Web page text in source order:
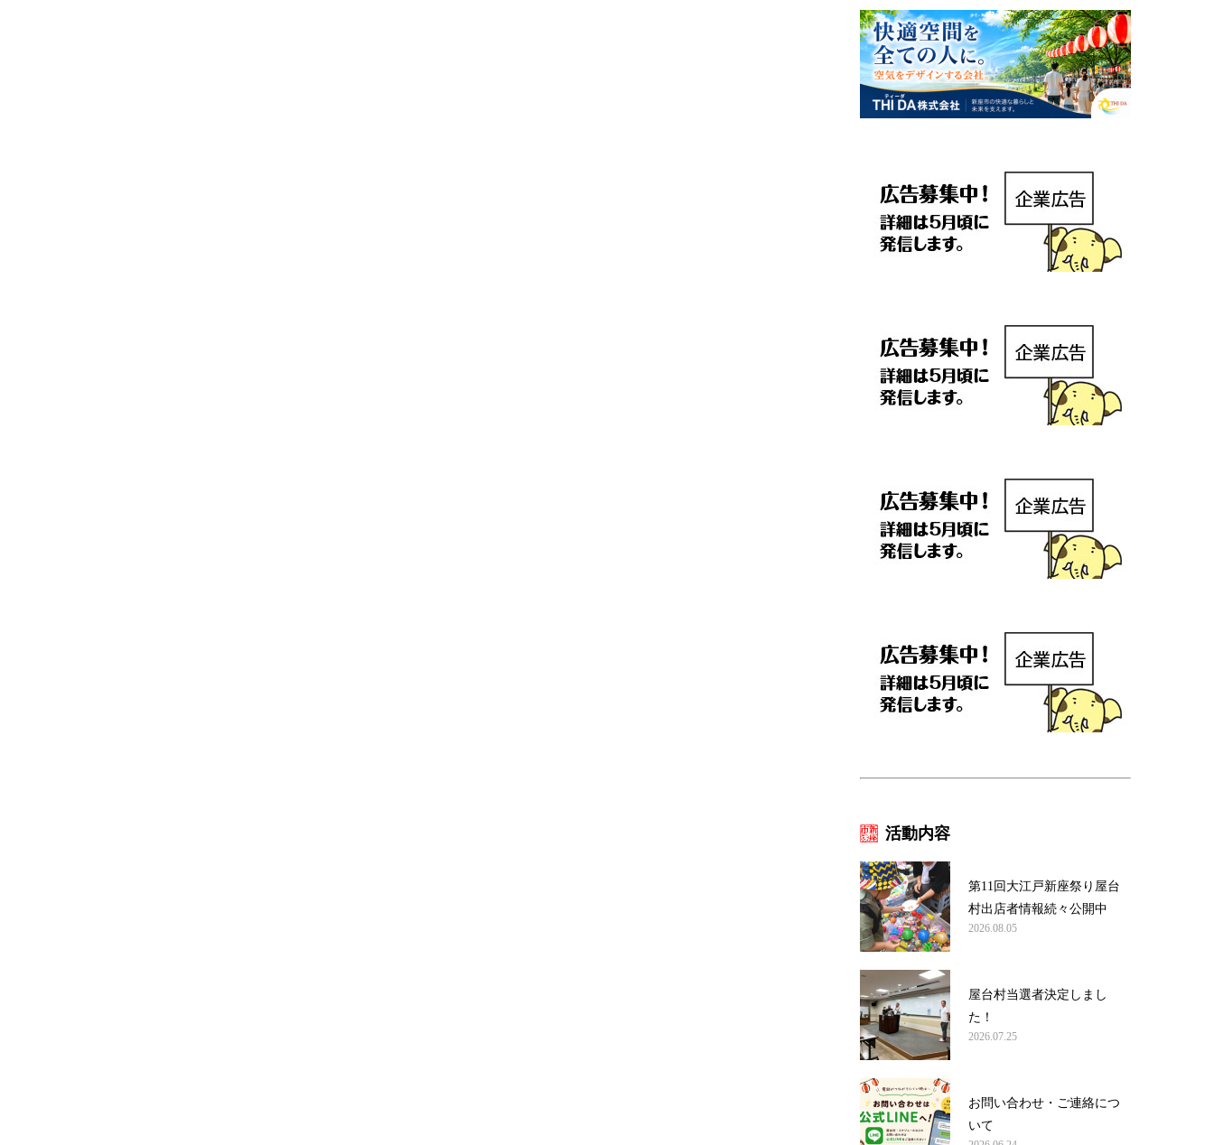
活動内容
第11回大江戸新座祭り屋台
村出店者情報続々公開中
2026.08.05
屋台村当選者決定しまし
た！
2026.07.25
お問い合わせ・ご連絡につ
いて